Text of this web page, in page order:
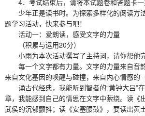
少年正是读书时。为探索多样化的阅读方
题学习活动，快来参与吧！
活动一：爱朗读，感受文字的力量
（积累与运用20分）
小雨为本次活动撰写了主持词，请你帮他完
每一个文字都有力量。文字的力量来自音韵
来自文化基因的唤醒与碰撞，来自内心情感的
诵古代经典，我能听到智者的“黄钟大吕”
章，我能感到自己的情思在文字中萦绕。读《
武侯的沉郁颤抖；读《安塞腰鼓》，要读出黄